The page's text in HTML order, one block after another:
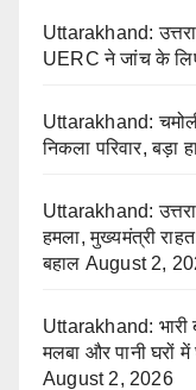
Uttarakhand:
UERC ने जांच के लिए
Uttarakhand:
निकला परिवार, बड़ा
Uttarakhand:
हमला, मुख्यमंत्री
बहाल August 2,
Uttarakhand: भारी
मलबा और पानी घरों में
August 2, 2026